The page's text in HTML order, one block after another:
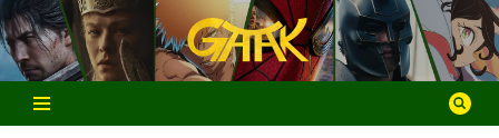
Aller
au
contenu